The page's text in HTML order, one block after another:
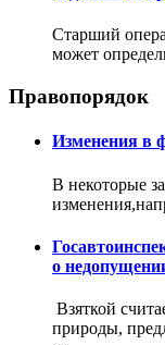
Старший
может
Правопорядок
Изменения в
В некоторые
о
Взяткой
природы,